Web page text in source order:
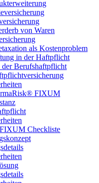
von Waren
als Kostenproblem
in der Haftpflicht
der Berufshaftpflicht
FIXUM
Checkliste